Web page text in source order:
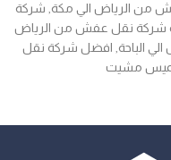
من الرياض الي مكة, شركة
شركة نقل عفش من الرياض
الباحة, افضل شركة نقل
مشيت